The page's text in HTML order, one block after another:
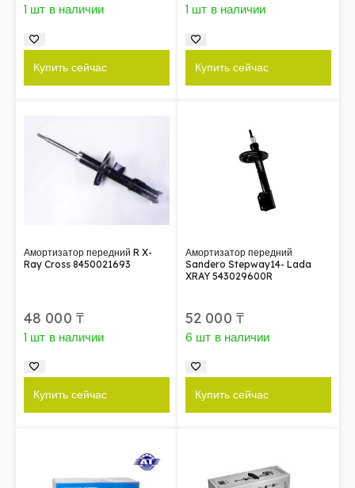
1 шт в наличии
Купить сейчас
1 шт в наличии
Купить сейчас
Амортизатор передний R X-
Ray Cross 8450021693
48 000 ₸
1 шт в наличии
Купить сейчас
Амортизатор передний
Sandero Stepway14- Lada
XRAY 543029600R
52 000 ₸
6 шт в наличии
Купить сейчас